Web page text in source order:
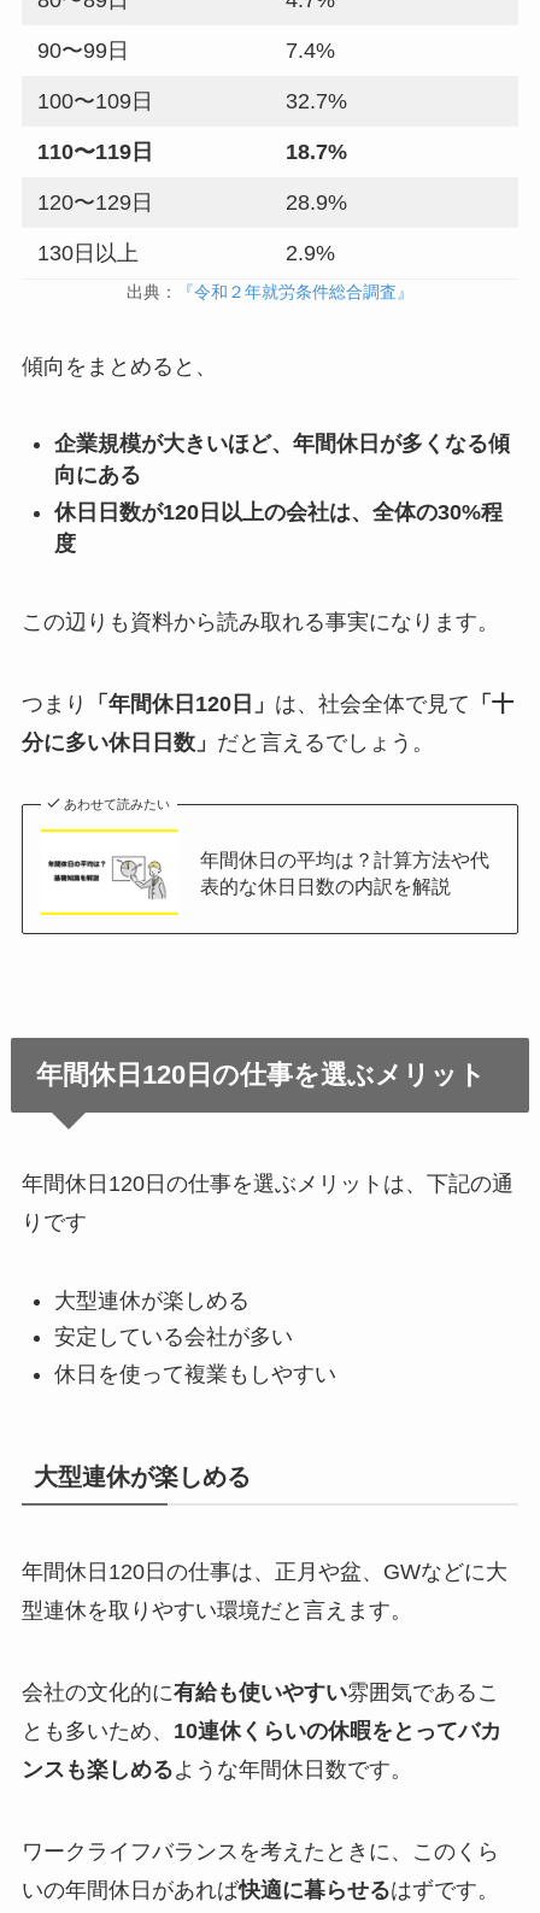
90〜99日 7.4%
100〜109日 32.7%
110〜119日 18.7%
120〜129日 28.9%
130日以上 2.9%
出典： 『令和２年就労条件総合調査』
傾向をまとめると、
企業規模が大きいほど、年間休日が多くなる傾
向にある
休日日数が120日以上の会社は、全体の30%程
度
この辺りも資料から読み取れる事実になります。
つまり 「年間休日120日」 は、社会全体で見て 「十
分に多い休日日数」 だと言えるでしょう。
あわせて読みたい
年間休日の平均は？計算方法や代
表的な休日日数の内訳を解説
年間休日120日の仕事を選ぶメリット
年間休日120日の仕事を選ぶメリットは、下記の通
りです
大型連休が楽しめる
安定している会社が多い
休日を使って複業もしやすい
大型連休が楽しめる
年間休日120日の仕事は、正月や盆、GWなどに大
型連休を取りやすい環境だと言えます。
会社の文化的に有給も使いやすい雰囲気であるこ
とも多いため、 10連休くらいの休暇をとってバカ
ンスも楽しめるような年間休日数です。
ワークライフバランスを考えたときに、このくら
いの年間休日があれば快適に暮らせるはずです。